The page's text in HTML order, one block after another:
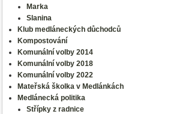
Marka
Slanina
Klub medláneckých důchodců
Kompostování
Komunální volby 2014
Komunální volby 2018
Komunální volby 2022
Mateřská školka v Medlánkách
Medlánecká politika
Střípky z radnice